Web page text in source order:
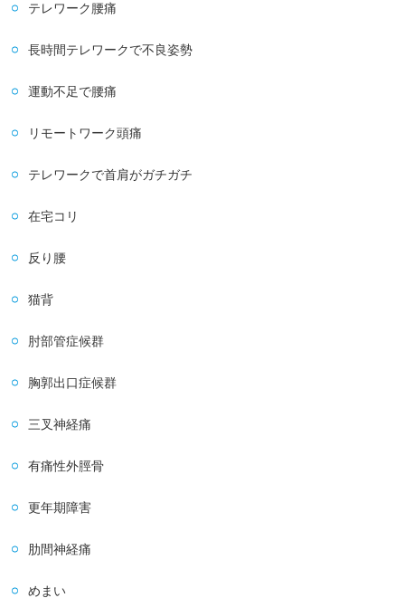
テレワーク腰痛
長時間テレワークで不良姿勢
運動不足で腰痛
リモートワーク頭痛
テレワークで首肩がガチガチ
在宅コリ
反り腰
猫背
肘部管症候群
胸郭出口症候群
三叉神経痛
有痛性外脛骨
更年期障害
肋間神経痛
めまい